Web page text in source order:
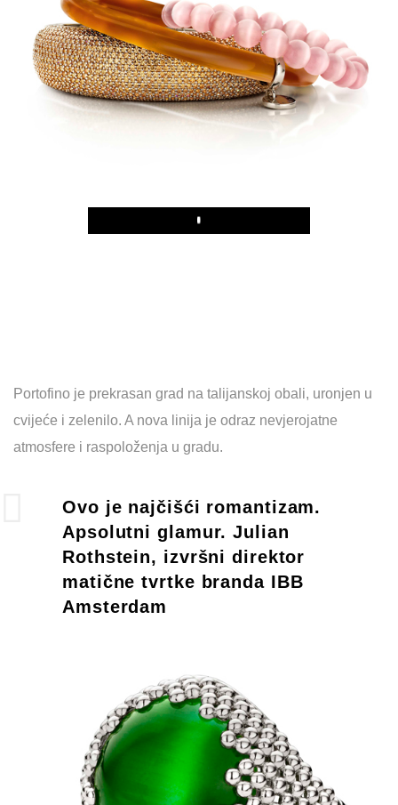
Play
Portofino je prekrasan grad na talijanskoj obali, uronjen u
cvijeće i zelenilo. A nova linija je odraz nevjerojatne
atmosfere i raspoloženja u gradu.
Ovo je najčišći romantizam.
Apsolutni glamur. Julian
Rothstein, izvršni direktor
matične tvrtke branda IBB
Amsterdam